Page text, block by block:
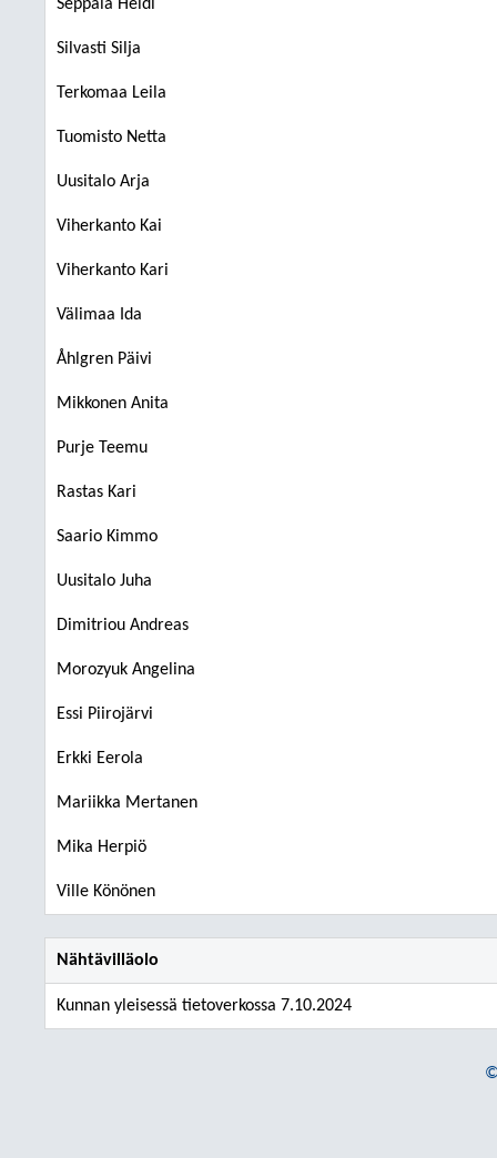
Seppälä Heidi
Silvasti Silja
Terkomaa Leila
Tuomisto Netta
Uusitalo Arja
Viherkanto Kai
Viherkanto Kari
Välimaa Ida
Åhlgren Päivi
Mikkonen Anita
Purje Teemu
Rastas Kari
Saario Kimmo
Uusitalo Juha
Dimitriou Andreas
Morozyuk Angelina
Essi Piirojärvi
Erkki Eerola
Mariikka Mertanen
Mika Herpiö
Ville Könönen
Nähtävilläolo
Kunnan yleisessä tietoverkossa 7.10.2024